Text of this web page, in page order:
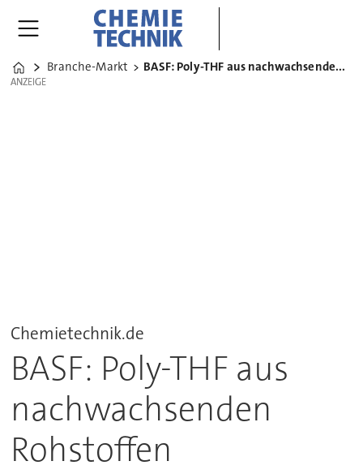
Home
Branche-Markt BASF: Poly-THF aus nachwachsenden Rohstoffen
ANZEIGE
ANZEIGE
Chemietechnik.de
BASF: Poly-THF aus
nachwachsenden
Rohstoffen